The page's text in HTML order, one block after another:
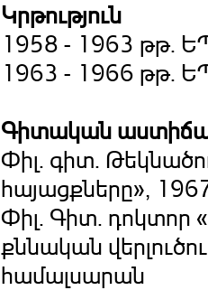
Կրթություն
1958 - 1963 թթ.
1963 - 1966 թթ.
Գիտական
Փիլ. գիտ.
հայացքները»,
Փիլ. Գիտ. դոկտոր
քննական
համալսարան